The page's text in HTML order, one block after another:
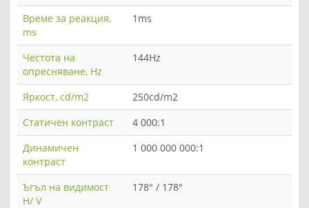
Време за реакция,
ms
1ms
Честота на
опресняване, Hz
144Hz
Яркост, cd/m2
250cd/m2
Статичен контраст
4 000:1
Динамичен
контраст
1 000 000 000:1
Ъгъл на видимост
H/ V
178° / 178°